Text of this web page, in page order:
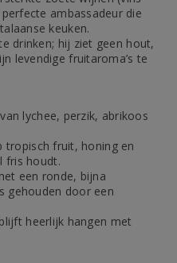
ambassadeur die
keuken.
drinken; hij ziet geen hout,
levendige fruitaroma’s te
lychee, perzik, abrikoos
tropisch fruit, honing en
fris houdt.
een ronde, bijna
gehouden door een
heerlijk hangen met